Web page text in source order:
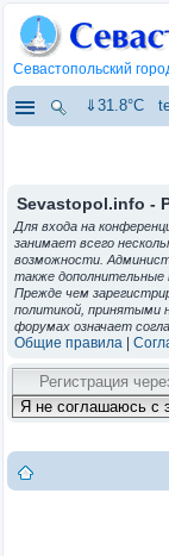
Севастопольский
⇓31.8°C
Sevastopol.info -
Для входа на
занимает всего
возможности.
также дополнительные
Прежде чем
политикой, принятыми
форумах означает
Общие правила